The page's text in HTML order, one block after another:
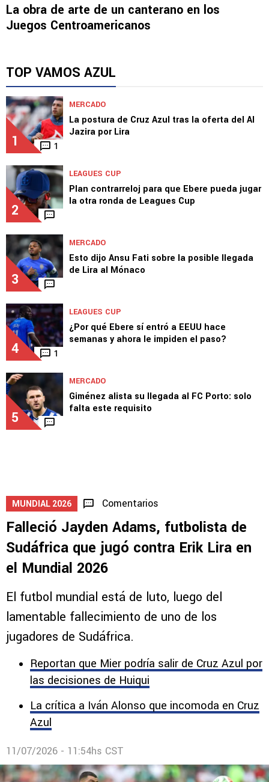
La obra de arte de un canterano en los
Juegos Centroamericanos
TOP VAMOS AZUL
1 1
MERCADO
La postura de Cruz Azul tras la oferta del Al
Jazira por Lira
2
LEAGUES CUP
Plan contrarreloj para que Ebere pueda jugar
la otra ronda de Leagues Cup
3
MERCADO
Esto dijo Ansu Fati sobre la posible llegada
de Lira al Mónaco
4 1
LEAGUES CUP
¿Por qué Ebere sí entró a EEUU hace
semanas y ahora le impiden el paso?
5
MERCADO
Giménez alista su llegada al FC Porto: solo
falta este requisito
MUNDIAL 2026 Comentarios
Falleció Jayden Adams, futbolista de
Sudáfrica que jugó contra Erik Lira en
el Mundial 2026
El futbol mundial está de luto, luego del
lamentable fallecimiento de uno de los
jugadores de Sudáfrica.
Reportan que Mier podría salir de Cruz Azul por
las decisiones de Huiqui
La crítica a Iván Alonso que incomoda en Cruz
Azul
11/07/2026 - 11:54hs CST